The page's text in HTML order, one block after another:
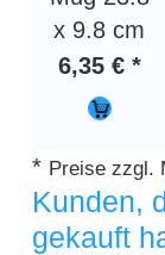
x 9.8 cm
6,35 € *
* Preise zzgl.
Kunden,
gekauft